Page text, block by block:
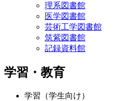
理系図書館
医学図書館
芸術工学図書館
筑紫図書館
記録資料館
学習・教育
学習（学生向け）